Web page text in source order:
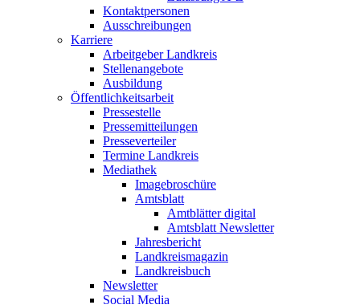
Kontaktpersonen
Ausschreibungen
Karriere
Arbeitgeber Landkreis
Stellenangebote
Ausbildung
Öffentlichkeitsarbeit
Pressestelle
Pressemitteilungen
Presseverteiler
Termine Landkreis
Mediathek
Imagebroschüre
Amtsblatt
Amtblätter digital
Amtsblatt Newsletter
Jahresbericht
Landkreismagazin
Landkreisbuch
Newsletter
Social Media